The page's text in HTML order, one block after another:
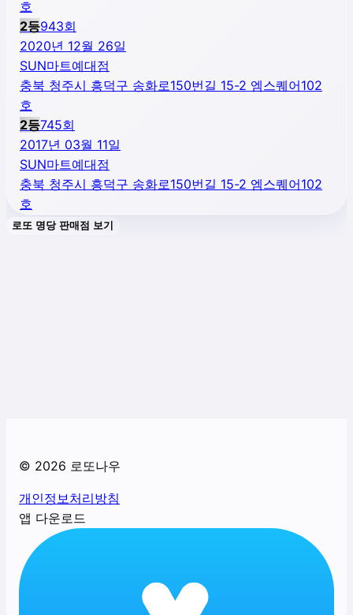
호
2등943회
2020년 12월 26일
SUN마트예대점
충북 청주시 흥덕구 송화로150번길 15-2 엠스퀘어102
호
2등745회
2017년 03월 11일
SUN마트예대점
충북 청주시 흥덕구 송화로150번길 15-2 엠스퀘어102
호
로또 명당 판매점 보기
© 2026 로또나우
개인정보처리방침
앱 다운로드